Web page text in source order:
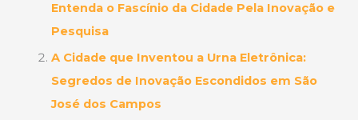
Entenda o Fascínio da Cidade Pela Inovação e
Pesquisa
A Cidade que Inventou a Urna Eletrônica:
Segredos de Inovação Escondidos em São
José dos Campos